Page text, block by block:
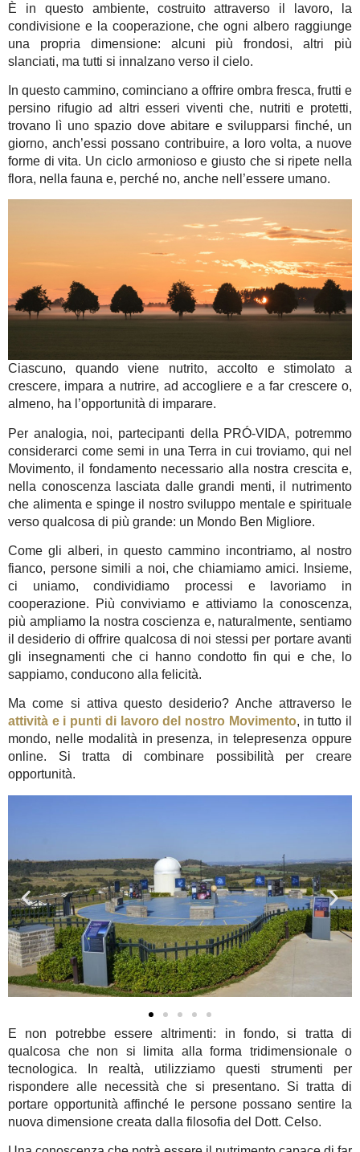
È in questo ambiente, costruito attraverso il lavoro, la
condivisione e la cooperazione, che ogni albero raggiunge
una propria dimensione: alcuni più frondosi, altri più
slanciati, ma tutti si innalzano verso il cielo.
In questo cammino, cominciano a offrire ombra fresca, frutti e
persino rifugio ad altri esseri viventi che, nutriti e protetti,
trovano lì uno spazio dove abitare e svilupparsi finché, un
giorno, anch’essi possano contribuire, a loro volta, a nuove
forme di vita. Un ciclo armonioso e giusto che si ripete nella
flora, nella fauna e, perché no, anche nell’essere umano.
Ciascuno, quando viene nutrito, accolto e stimolato a
crescere, impara a nutrire, ad accogliere e a far crescere o,
almeno, ha l’opportunità di imparare.
Per analogia, noi, partecipanti della PRÓ-VIDA, potremmo
considerarci come semi in una Terra in cui troviamo, qui nel
Movimento, il fondamento necessario alla nostra crescita e,
nella conoscenza lasciata dalle grandi menti, il nutrimento
che alimenta e spinge il nostro sviluppo mentale e spirituale
verso qualcosa di più grande: un Mondo Ben Migliore.
Come gli alberi, in questo cammino incontriamo, al nostro
fianco, persone simili a noi, che chiamiamo amici. Insieme,
ci uniamo, condividiamo processi e lavoriamo in
cooperazione. Più conviviamo e attiviamo la conoscenza,
più ampliamo la nostra coscienza e, naturalmente, sentiamo
il desiderio di offrire qualcosa di noi stessi per portare avanti
gli insegnamenti che ci hanno condotto fin qui e che, lo
sappiamo, conducono alla felicità.
Ma come si attiva questo desiderio? Anche attraverso le
attività e i punti di lavoro del nostro Movimento, in tutto il
mondo, nelle modalità in presenza, in telepresenza oppure
online. Si tratta di combinare possibilità per creare
opportunità.
E non potrebbe essere altrimenti: in fondo, si tratta di
qualcosa che non si limita alla forma tridimensionale o
tecnologica. In realtà, utilizziamo questi strumenti per
rispondere alle necessità che si presentano. Si tratta di
portare opportunità affinché le persone possano sentire la
nuova dimensione creata dalla filosofia del Dott. Celso.